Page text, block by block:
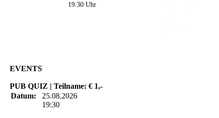
19:30 Uhr
EVENTS
PUB QUIZ | Teilname: € 1,-
Datum:
25.08.2026
19:30